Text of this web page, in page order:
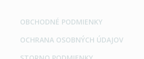
OBCHODNÉ PODMIENKY
OCHRANA OSOBNÝCH ÚDAJOV